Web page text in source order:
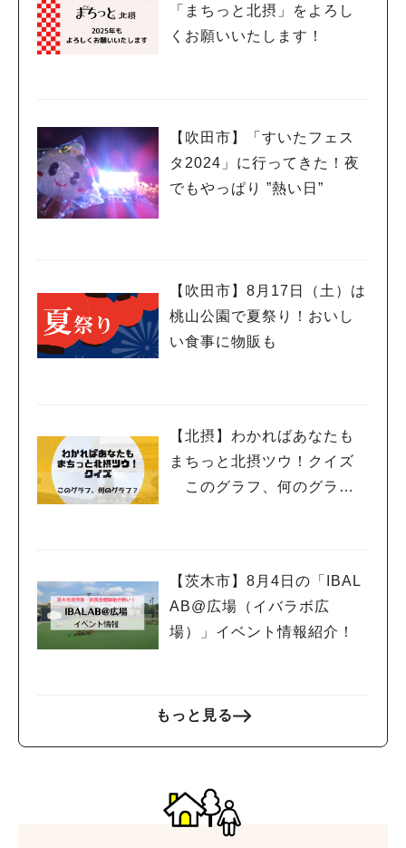
「まちっと北摂」をよろし
くお願いいたします！
【吹田市】「すいたフェス
タ2024」に行ってきた！夜
でもやっぱり ”熱い日”
【吹田市】8月17日（土）は
桃山公園で夏祭り！おいし
い食事に物販も
【北摂】わかればあなたも
まちっと北摂ツウ！クイズ
このグラフ、何のグラ
【茨木市】8月4日の「IBAL
AB@広場（イバラボ広
場）」イベント情報紹介！
もっと見る